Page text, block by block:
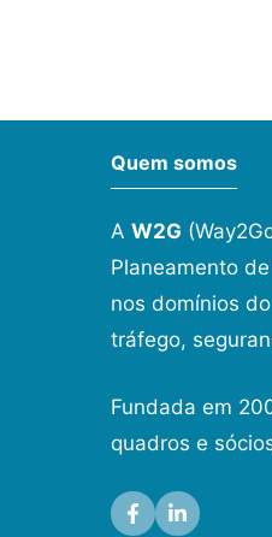
Quem somos
A W2G
Planeamento
nos domínios
tráfego,
Fundada em
quadros e